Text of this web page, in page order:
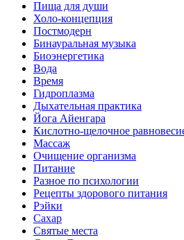
Пища для души
Холо-концепция
Постмодерн
Бинауральная музыка
Биоэнергетика
Вода
Время
Гидроплазма
Дыхательная практика
Йога Айенгара
Кислотно-щелочное
Массаж
Очищение организма
Питание
Разное по психологии
Рецепты здорового питания
Рэйки
Сахар
Святые места